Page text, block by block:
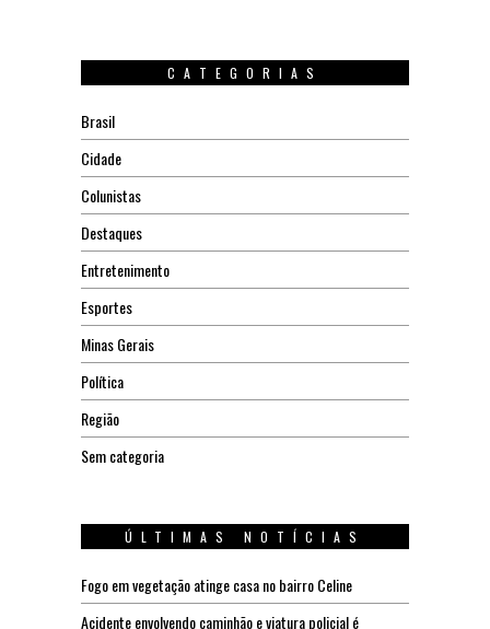
CATEGORIAS
Brasil
Cidade
Colunistas
Destaques
Entretenimento
Esportes
Minas Gerais
Política
Região
Sem categoria
ÚLTIMAS NOTÍCIAS
Fogo em vegetação atinge casa no bairro Celine
Acidente envolvendo caminhão e viatura policial é